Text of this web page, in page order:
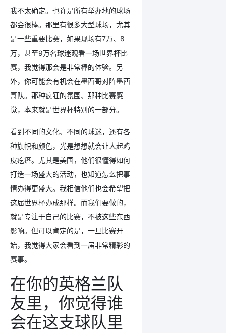
我不太确定。也许是所有举办地的球场
都会很棒。那里有很多大型球场，尤其
是一些重要比赛，如果现场有7万、8
万，甚至9万名球迷观看一场世界杯比
赛，我觉得那会是非常棒的体验。另
外，你可能会有机会在墨西哥对阵墨西
哥队。那种疯狂的氛围、那种比赛感
觉，本来就是世界杯特别的一部分。
看到不同的文化、不同的球迷，还有各
种旗帜和颜色，光是想想就会让人起鸡
皮疙瘩。尤其是美国，他们很懂得如何
打造一场盛大的活动，也知道怎么把事
情办得更盛大。我相信他们也会希望把
这届世界杯办成那样。而我们要做的，
就是专注于自己的比赛，不被这些东西
影响。但可以肯定的是，一旦比赛开
始，我觉得大家会看到一届非常精彩的
赛事。
在你的英格兰队
友里，你觉得谁
会在这支球队里